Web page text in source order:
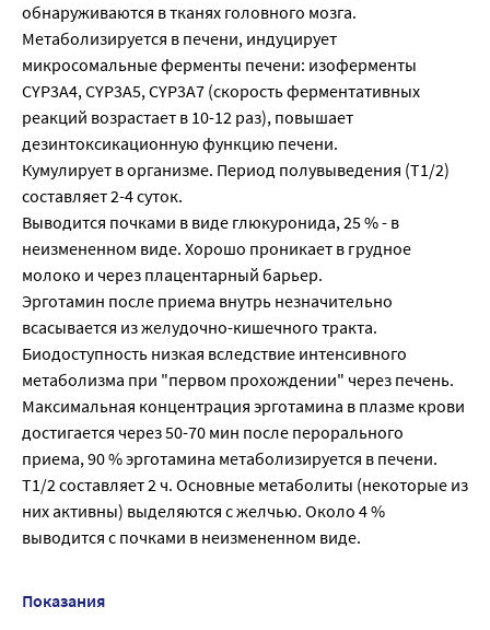
обнаруживаются в тканях головного мозга.
Метаболизируется в печени, индуцирует
микросомальные ферменты печени: изоферменты
CYP3A4, CYP3A5, CYP3A7 (скорость ферментативных
реакций возрастает в 10-12 раз), повышает
дезинтоксикационную функцию печени.
Кумулирует в организме. Период полувыведения (Т1/2)
составляет 2-4 суток.
Выводится почками в виде глюкуронида, 25 % - в
неизмененном виде. Хорошо проникает в грудное
молоко и через плацентарный барьер.
Эрготамин после приема внутрь незначительно
всасывается из желудочно-кишечного тракта.
Биодоступность низкая вследствие интенсивного
метаболизма при "первом прохождении" через печень.
Максимальная концентрация эрготамина в плазме крови
достигается через 50-70 мин после перорального
приема, 90 % эрготамина метаболизируется в печени.
Т1/2 составляет 2 ч. Основные метаболиты (некоторые из
них активны) выделяются с желчью. Около 4 %
выводится с почками в неизмененном виде.
Показания